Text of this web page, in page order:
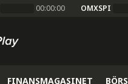
00:00:00 OMXSPI
FINANSMAGASINET BÖRS